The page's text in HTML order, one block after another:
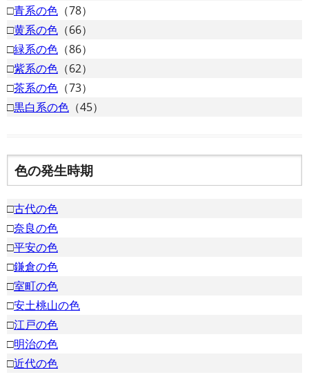
□青系の色 （78）
□黄系の色 （66）
□緑系の色 （86）
□紫系の色 （62）
□茶系の色 （73）
□黒白系の色 （45）
色の発生時期
□古代の色
□奈良の色
□平安の色
□鎌倉の色
□室町の色
□安土桃山の色
□江戸の色
□明治の色
□近代の色